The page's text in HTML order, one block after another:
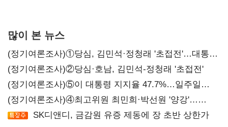
많이 본 뉴스
(정기여론조사)①당심, 김민석·정청래 '초접전'…대통령
지지도 '50% 아래로'(종합)
(정기여론조사)②당심·호남, 김민석-정청래 '초접전'
(정기여론조사)⑤이 대통령 지지율 47.7%…일주일
만에 다시 40%대
(정기여론조사)④최고위원 최민희·박선원 '양강'…
서미화·이성윤·임미애 뒤이어
SK디앤디, 금감원 유증 제동에 장 초반 상한가